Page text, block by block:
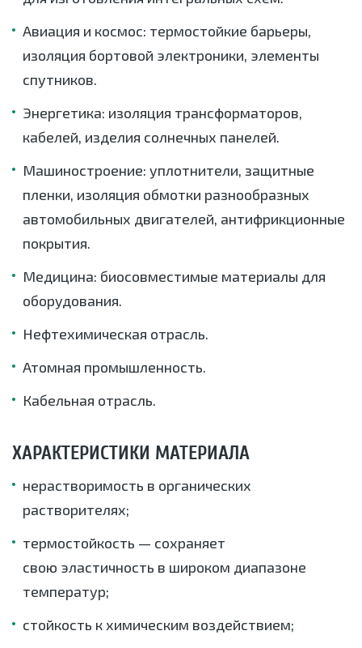
Авиация и космос: термостойкие барьеры,
изоляция бортовой электроники, элементы
спутников.
Энергетика: изоляция трансформаторов,
кабелей, изделия солнечных панелей.
Машиностроение: уплотнители, защитные
пленки, изоляция обмотки разнообразных
автомобильных двигателей, антифрикционные
покрытия.
Медицина: биосовместимые материалы для
оборудования.
Нефтехимическая отрасль.
Атомная промышленность.
Кабельная отрасль.
ХАРАКТЕРИСТИКИ МАТЕРИАЛА
нерастворимость в органических
растворителях;
термостойкость — сохраняет
свою эластичность в широком диапазоне
температур;
стойкость к химическим воздействием;